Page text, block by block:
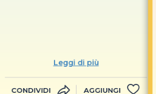
Leggi di più
CONDIVIDI AGGIUNGI